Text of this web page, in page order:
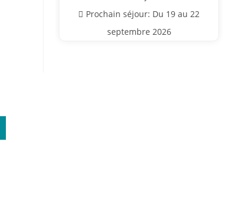
Prochain séjour: Du 19 au 22
septembre 2026